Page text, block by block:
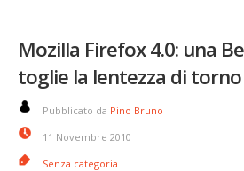
Mozilla Firefox 4.0: una
toglie la lentezza di torno
Pubblicato da Pino Bruno
11 Novembre 2010
Senza categoria